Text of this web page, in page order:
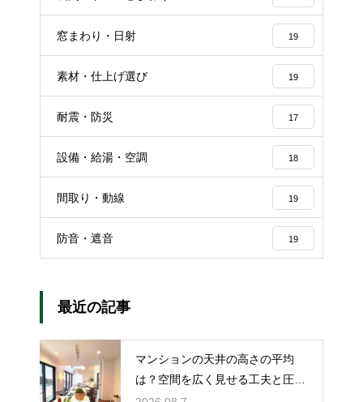
窓まわり・日射 19
素材・仕上げ選び 19
耐震・防災 17
設備・給湯・空調 18
間取り・動線 19
防音・遮音 19
最近の記事
マンションの天井の高さの平均
は？空間を広く見せる工夫と圧迫